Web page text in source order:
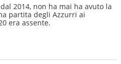
2014, non ha mai ha avuto la
partita degli Azzurri ai
era assente.